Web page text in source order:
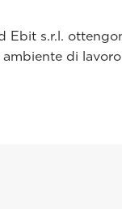
Ebit s.r.l.
di